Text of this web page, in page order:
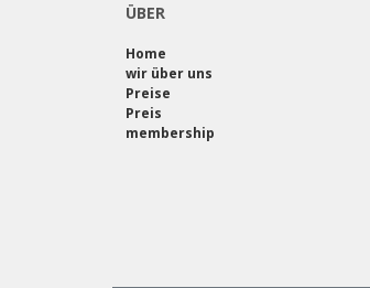
ÜBER
Home
wir über uns
Preise
Preis
membership